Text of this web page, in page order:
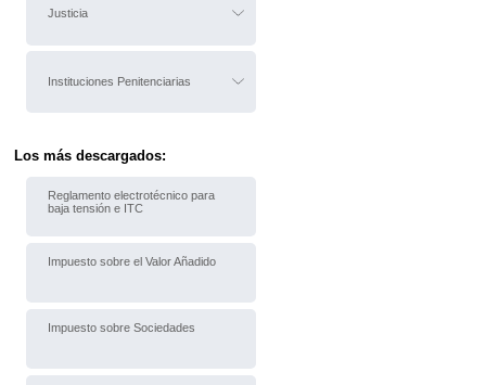
Justicia
Instituciones Penitenciarias
Los más descargados:
Reglamento electrotécnico para
baja tensión e ITC
Impuesto sobre el Valor Añadido
Impuesto sobre Sociedades